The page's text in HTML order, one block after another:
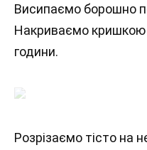
Висипаємо борошно
Накриваємо кришкою
години.
Розрізаємо тісто на